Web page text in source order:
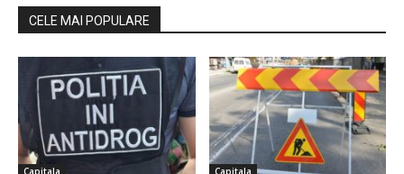
CELE MAI POPULARE
Capitala Capitala